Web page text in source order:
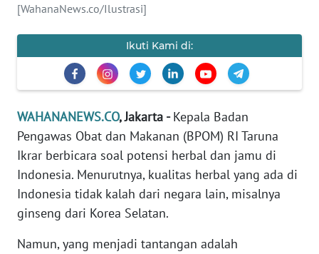
[WahanaNews.co/Ilustrasi]
Ikuti Kami di:
WAHANANEWS.CO, Jakarta -Kepala Badan
Pengawas Obat dan Makanan (BPOM) RI Taruna
Ikrar berbicara soal potensi herbal dan jamu di
Indonesia. Menurutnya, kualitas herbal yang ada di
Indonesia tidak kalah dari negara lain, misalnya
ginseng dari Korea Selatan.
Namun, yang menjadi tantangan adalah
Informasi
INDEKS
BERITA
KONTAK
KAMI